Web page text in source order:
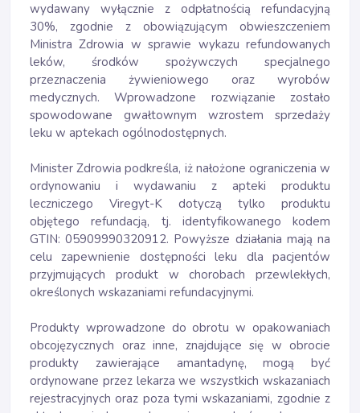
wydawany wyłącznie z odpłatnością refundacyjną
30%, zgodnie z obowiązującym obwieszczeniem
Ministra Zdrowia w sprawie wykazu refundowanych
leków, środków spożywczych specjalnego
przeznaczenia żywieniowego oraz wyrobów
medycznych. Wprowadzone rozwiązanie zostało
spowodowane gwałtownym wzrostem sprzedaży
leku w aptekach ogólnodostępnych.
Minister Zdrowia podkreśla, iż nałożone ograniczenia w
ordynowaniu i wydawaniu z apteki produktu
leczniczego Viregyt-K dotyczą tylko produktu
objętego refundacją, tj. identyfikowanego kodem
GTIN: 05909990320912. Powyższe działania mają na
celu zapewnienie dostępności leku dla pacjentów
przyjmujących produkt w chorobach przewlekłych,
określonych wskazaniami refundacyjnymi.
Produkty wprowadzone do obrotu w opakowaniach
obcojęzycznych oraz inne, znajdujące się w obrocie
produkty zawierające amantadynę, mogą być
ordynowane przez lekarza we wszystkich wskazaniach
rejestracyjnych oraz poza tymi wskazaniami, zgodnie z